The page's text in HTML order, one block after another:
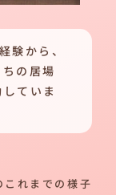
験から、
の居場
ていま
れまでの様子